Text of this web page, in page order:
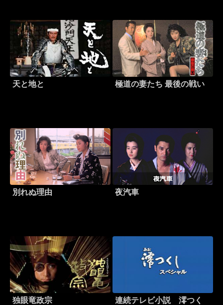
天と地と 極道の妻たち 最後の戦い
別れぬ理由 夜汽車
独眼竜政宗
連続テレビ小説 澪つく